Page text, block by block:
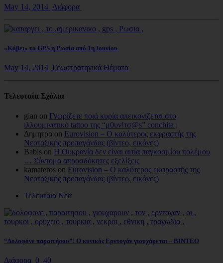
May 14, 2014 Διάφορα
«Κόβει» το GPS η Ρωσία από 1η Ιουνίου
May 14, 2014 Γεωστρατηγικά Θέματα
Τελευταία Σχόλια
gian on Γνωρίζετε ποιά κυρία απεικονίζεται στο
ιλλουμινατικό tattoo της “μ0υν!τσ@s” conchita ;
Δημητρα on Eurovision – Ο καλύτερος εκφραστής της
Νεοταξικής προπαγάνδας (βίντεο, εικόνες)
Babis on Η Ουκρανία δεν είναι αιτία παγκοσμίου πολέμου
… Σύντομα απροσδόκητες εξελίξεις
kamateros on Eurovision – Ο καλύτερος εκφραστής της
Νεοταξικής προπαγάνδας (βίντεο, εικόνες)
Τελευταια Νεα
“Δολοφόνε παραιτήσου”! Ο κυνικός Ερντογάν γιουχάρεται – ΒΙΝΤΕΟ
Διάφορα 0 40